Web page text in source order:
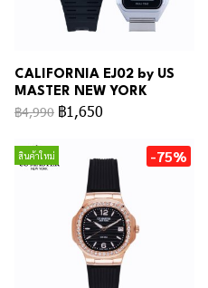
CALIFORNIA EJ02 by US
MASTER NEW YORK
฿4,990 ฿1,650
สินค้าใหม่ -75%